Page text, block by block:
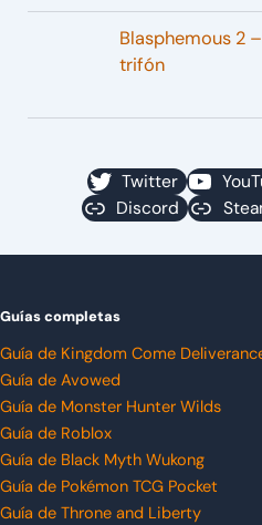
Blasphemous 2
trifón
Twitter
Discord
Guías completas
Guía de Kingdom Come
Guía de Avowed
Guía de Monster Hunter Wilds
Guía de Roblox
Guía de Black Myth Wukong
Guía de Pokémon TCG Pocket
Guía de Throne and Liberty